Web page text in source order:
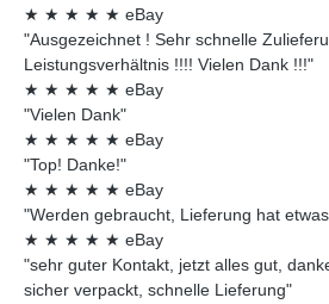
★ ★ ★ ★ ★ eBay
"Ausgezeichnet ! Sehr schnelle
Leistungsverhältnis !!!! Vielen Dank !!!"
★ ★ ★ ★ ★ eBay
"Vielen Dank"
★ ★ ★ ★ ★ eBay
"Top! Danke!"
★ ★ ★ ★ ★ eBay
"Werden gebraucht, Lieferung hat
★ ★ ★ ★ ★ eBay
"sehr guter Kontakt, jetzt alles gut,
sicher verpackt, schnelle Lieferung"